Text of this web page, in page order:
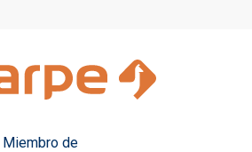
Miembro de